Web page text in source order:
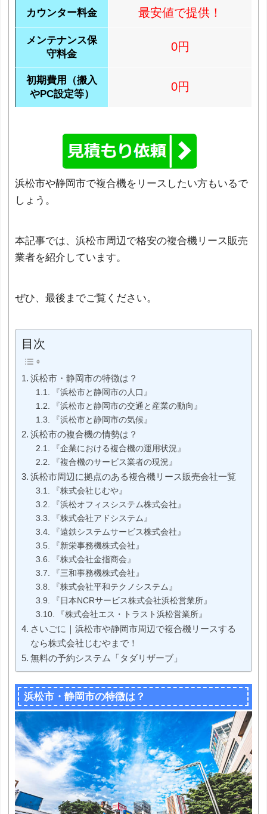
カウンター料金 最安値で提供！
メンテナンス保
守料金
0円
初期費用（搬入
やPC設定等）
0円
浜松市や静岡市で複合機をリースしたい方もいるで
しょう。
本記事では、浜松市周辺で格安の複合機リース販売
業者を紹介しています。
ぜひ、最後までご覧ください。
目次
浜松市・静岡市の特徴は？
『浜松市と静岡市の人口』
『浜松市と静岡市の交通と産業の動向』
『浜松市と静岡市の気候』
浜松市の複合機の情勢は？
『企業における複合機の運用状況』
『複合機のサービス業者の現況』
浜松市周辺に拠点のある複合機リース販売会社一覧
『株式会社じむや』
『浜松オフィスシステム株式会社』
『株式会社アドシステム』
『遠鉄システムサービス株式会社』
『新栄事務機株式会社』
『株式会社金指商会』
『三和事務機株式会社』
『株式会社平和テクノシステム』
『日本NCRサービス株式会社浜松営業所』
『株式会社エス・トラスト浜松営業所』
さいごに｜浜松市や静岡市周辺で複合機リースする
なら株式会社じむやまで！
無料の予約システム「タダリザーブ」
浜松市・静岡市の特徴は？